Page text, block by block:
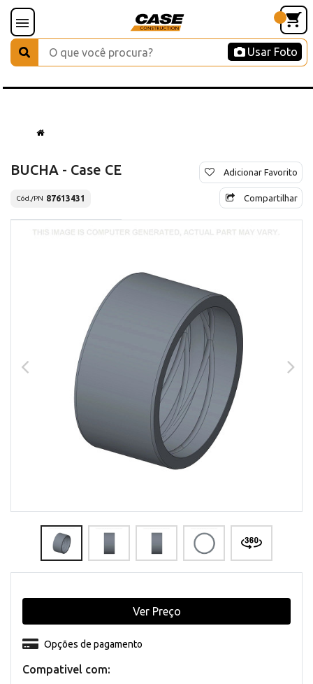
Usar Foto
BUCHA - Case CE
Cód./PN 87613431
Adicionar Favorito
Compartilhar
Compativel com:
Opções de pagamento
Ver Preço